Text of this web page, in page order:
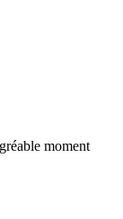
moment